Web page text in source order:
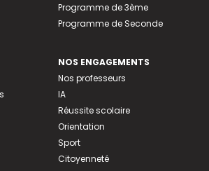
Programme de 3ème
Programme de Seconde
NOS ENGAGEMENTS
Nos professeurs
IA
Réussite scolaire
Orientation
Sport
Citoyenneté